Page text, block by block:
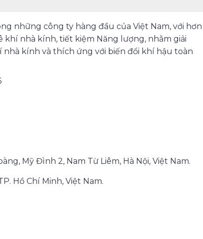
những công ty hàng đầu của Việt Nam, với hơn
nhà kính, tiết kiệm Năng lượng, nhằm giải
kính và thích ứng với biến đổi khí hậu toàn
Mỹ Đình 2, Nam Từ Liêm, Hà Nội, Việt Nam.
Hồ Chí Minh, Việt Nam.